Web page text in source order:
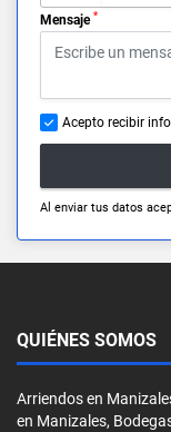
Mensaje *
Acepto recibir
Al enviar tus datos
QUIÉNES SOMOS
Arriendos en
en Manizales,